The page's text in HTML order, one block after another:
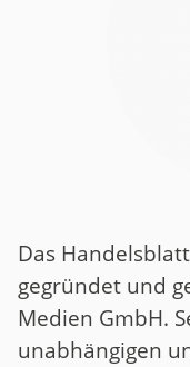
Das
gegründet und
Medien GmbH.
unabhängigen